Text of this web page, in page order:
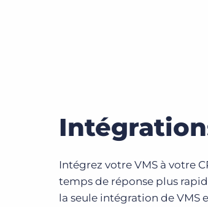
Intégrez votre VMS à votre
temps de réponse plus
la seule intégration de VMS